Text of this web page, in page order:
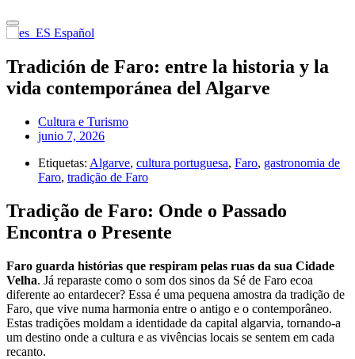
Español
Tradición de Faro: entre la historia y la
vida contemporánea del Algarve
Cultura e Turismo
junio 7, 2026
Etiquetas: Algarve, cultura portuguesa, Faro, gastronomia de
Faro, tradição de Faro
Tradição de Faro: Onde o Passado
Encontra o Presente
Faro guarda histórias que respiram pelas ruas da sua Cidade
Velha. Já reparaste como o som dos sinos da Sé de Faro ecoa
diferente ao entardecer? Essa é uma pequena amostra da tradição de
Faro, que vive numa harmonia entre o antigo e o contemporâneo.
Estas tradições moldam a identidade da capital algarvia, tornando-a
um destino onde a cultura e as vivências locais se sentem em cada
recanto.